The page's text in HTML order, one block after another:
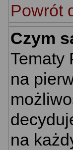
Powrót
Czym
Tematy
na
na